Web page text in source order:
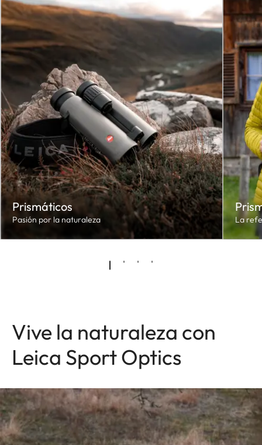
Prismáticos
Pasión por la naturaleza La
Vive la naturaleza con
Leica Sport Optics